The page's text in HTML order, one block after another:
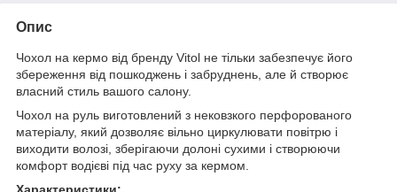
Опис
Чохол на кермо від бренду Vitol не тільки забезпечує його
збереження від пошкоджень і забруднень, але й створює
власний стиль вашого салону.
Чохол на руль виготовлений з нековзкого перфорованого
матеріалу, який дозволяє вільно циркулювати повітрю і
виходити волозі, зберігаючи долоні сухими і створюючи
комфорт водієві під час руху за кермом.
Характеристики: